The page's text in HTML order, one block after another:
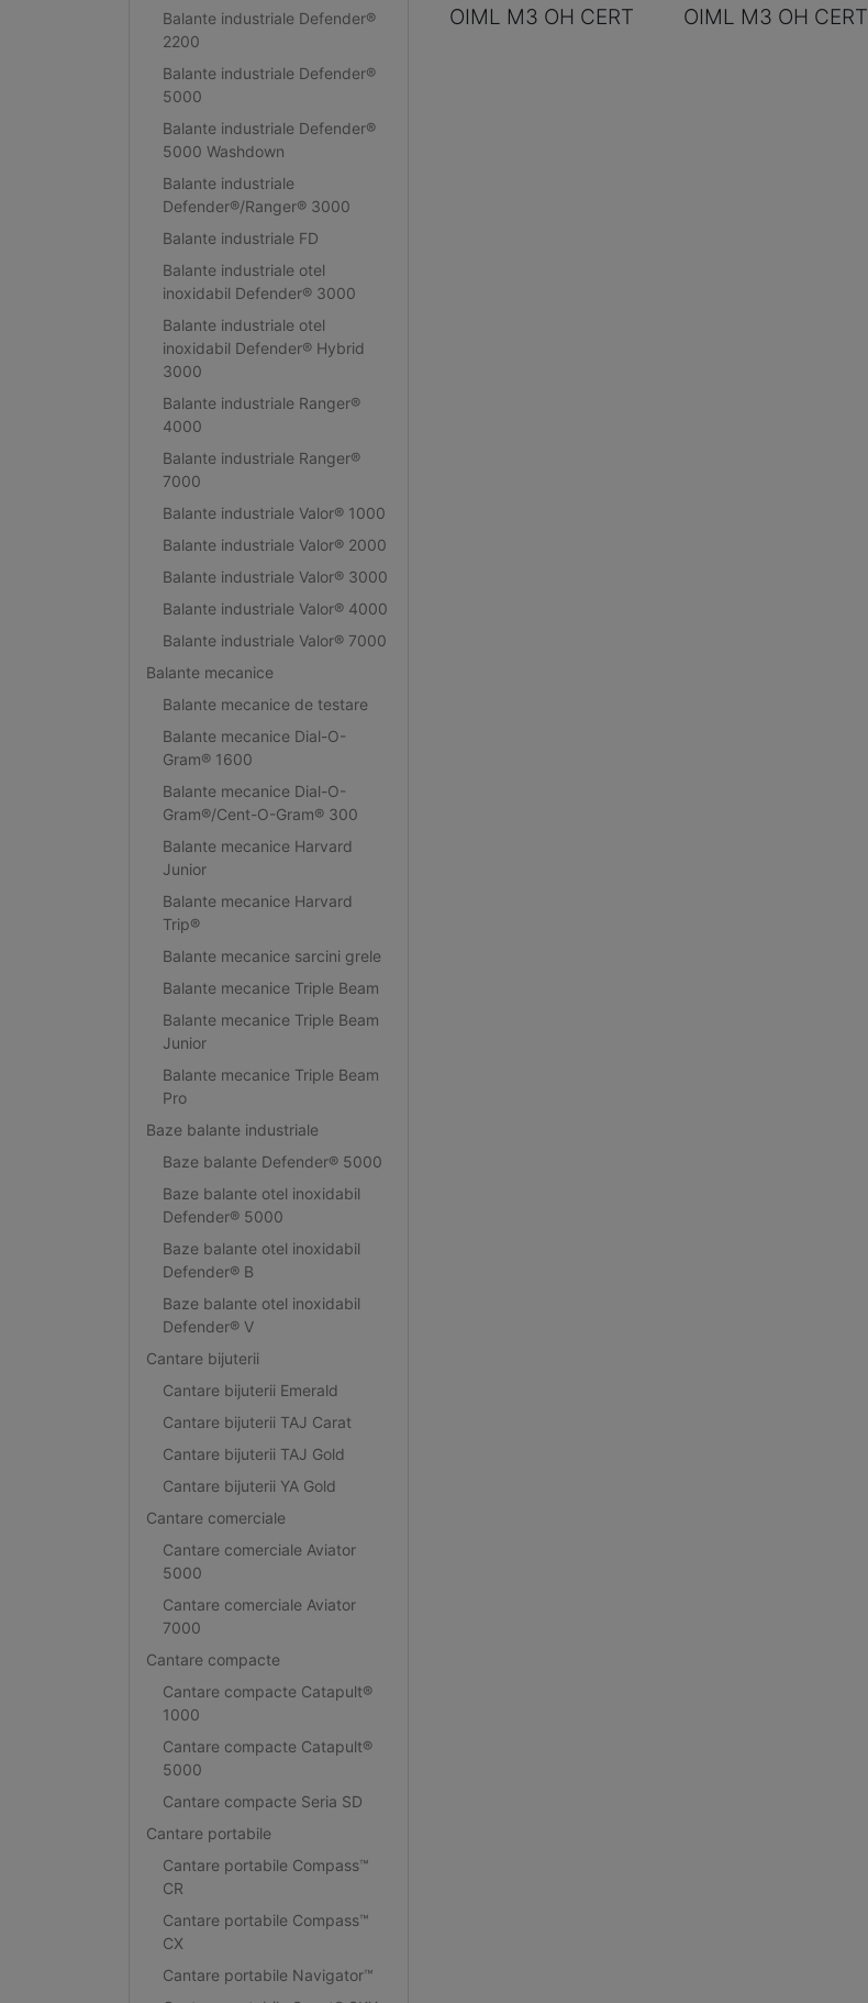
Balante industriale Defender®
2200
Balante industriale Defender®
5000
Balante industriale Defender®
5000 Washdown
Balante industriale
Defender®/Ranger® 3000
Balante industriale FD
Balante industriale otel
inoxidabil Defender® 3000
Balante industriale otel
inoxidabil Defender® Hybrid
3000
Balante industriale Ranger®
4000
Balante industriale Ranger®
7000
Balante industriale Valor® 1000
Balante industriale Valor® 2000
Balante industriale Valor® 3000
Balante industriale Valor® 4000
Balante industriale Valor® 7000
Balante mecanice
Balante mecanice de testare
Balante mecanice Dial-O-
Gram® 1600
Balante mecanice Dial-O-
Gram®/Cent-O-Gram® 300
Balante mecanice Harvard
Junior
Balante mecanice Harvard
Trip®
Balante mecanice sarcini grele
Balante mecanice Triple Beam
Balante mecanice Triple Beam
Junior
Balante mecanice Triple Beam
Pro
Baze balante industriale
Baze balante Defender® 5000
Baze balante otel inoxidabil
Defender® 5000
Baze balante otel inoxidabil
Defender® B
Baze balante otel inoxidabil
Defender® V
Cantare bijuterii
Cantare bijuterii Emerald
Cantare bijuterii TAJ Carat
Cantare bijuterii TAJ Gold
Cantare bijuterii YA Gold
Cantare comerciale
Cantare comerciale Aviator
5000
Cantare comerciale Aviator
7000
Cantare compacte
Cantare compacte Catapult®
1000
Cantare compacte Catapult®
5000
Cantare compacte Seria SD
Cantare portabile
Cantare portabile Compass™
CR
Cantare portabile Compass™
CX
Cantare portabile Navigator™
OIML M3 OH CERT
OIML M3 OH CERT